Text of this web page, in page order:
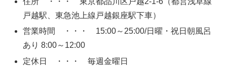
戸越駅、東急池上線戸越銀座駅下車）
営業時間 ・・・ 15:00～25:00/日曜・祝日朝風呂
あり 8:00～12:00
定休日 ・・・ 毎週金曜日